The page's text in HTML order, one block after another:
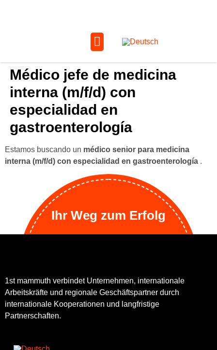
Médico jefe de medicina
interna (m/f/d) con
especialidad en
gastroenterología
Estamos buscando un médico senior para medicina
interna (m/f/d) con especialidad en gastroenterología .
Ihr Weg zum Erfolg
1st mammuth verbindet Unternehmen, internationale
Arbeitskräfte und regionale Geschäftspartner durch
internationale Kooperationen und langfristige
Partnerschaften.